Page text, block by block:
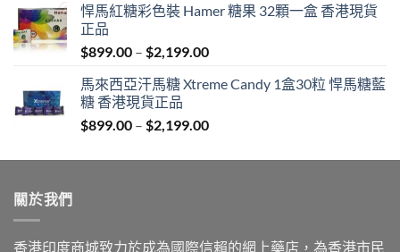
$759.00
$1,939.00
悍馬紅糖彩色裝 Hamer 糖果 32顆一盒 香港現貨
正品
$899.00 – $2,199.00Price
$899.00
$2,199.00
馬來西亞汗馬糖 Xtreme Candy 1盒30粒 悍馬糖藍
糖 香港現貨正品
$899.00 – $2,199.00Price
$899.00
關於我們
香港印度商城致力於成為國際信賴的網上藥店，為香港市民